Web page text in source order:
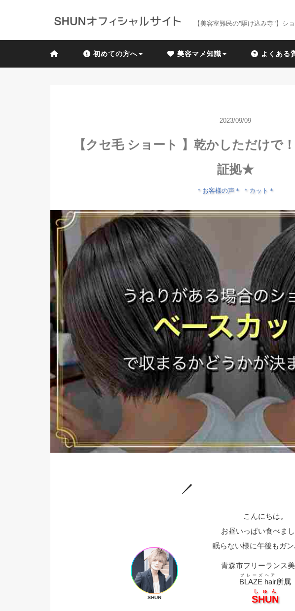
【美容室難民の"駆け込み寺"】シ
初めての方へ 美容マメ知識 よくある
2023/09/09
【クセ毛 ショート 】乾かしただけで
証拠★
＊お客様の声＊ ＊カット＊
SHUN
こんにちは。
お昼いっぱい食べまし
眠らない様に午後もガ
青森市フリーランス
BLAZE hair
ブレーズヘア
所属
SHUN
しゅん